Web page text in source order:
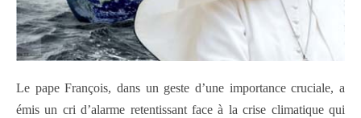
Le pape François, dans un geste d’une importance cruciale, a
émis un cri d’alarme retentissant face à la crise climatique qui